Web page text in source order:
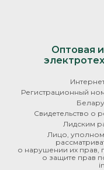
Оптовая
Регистрационный
Свидетельство о
Лидским
Лицо,
о нарушении их прав,
о защите прав